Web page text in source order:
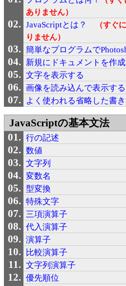
ありません）
JavaScriptとは？
（すぐ
りません）
簡単なプログラムで
新規にドキュメントを作
文字を表示する
画像を読み込んで表示する
よく使われる省略した書
JavaScriptの基本文法
行の記述
数値
文字列
変数名
型変換
特殊文字
三項演算子
代入演算子
演算子
比較演算子
文字列演算子
優先順位